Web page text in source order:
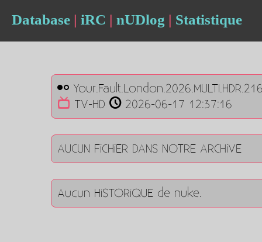
Database | iRC | nUDlog | Statistique
TV-HD
2026-06-17 12:37:16
AUCUN FiCHiER DANS NOTRE ARCHiVE
Aucun HiSTORiQUE de nuke.